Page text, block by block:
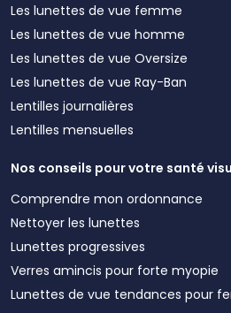
Les lunettes de vue femme
Les lunettes de vue homme
Les lunettes de vue Oversize
Les lunettes de vue Ray-Ban
Lentilles journalières
Lentilles mensuelles
Nos conseils pour votre santé
Comprendre mon ordonnance
Nettoyer les lunettes
Lunettes progressives
Verres amincis pour forte myopie
Lunettes de vue tendances pour